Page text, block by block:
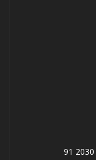
91